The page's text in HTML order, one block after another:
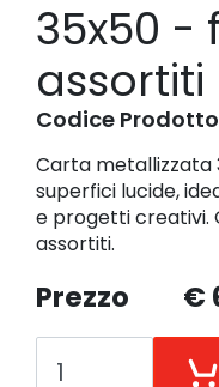
35x50 -
assortiti
Codice
Carta metallizzata
superfici lucide,
e progetti creativi.
assortiti.
Prezzo €